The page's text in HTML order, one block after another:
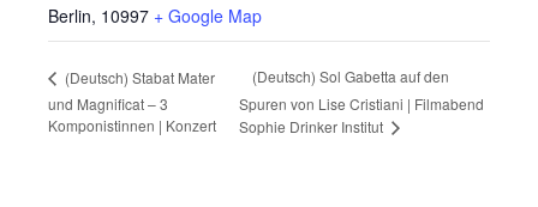
Berlin, 10997 + Google Map
(Deutsch) Stabat Mater
und Magnificat – 3
Komponistinnen | Konzert
(Deutsch) Sol Gabetta auf den
Spuren von Lise Cristiani | Filmabend
Sophie Drinker Institut